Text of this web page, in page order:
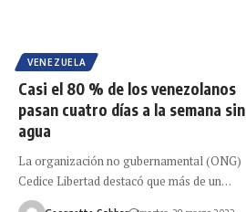
VENEZUELA
Casi el 80 % de los venezolanos
pasan cuatro días a la semana sin
agua
La organización no gubernamental (ONG)
Cedice Libertad destacó que más de un…